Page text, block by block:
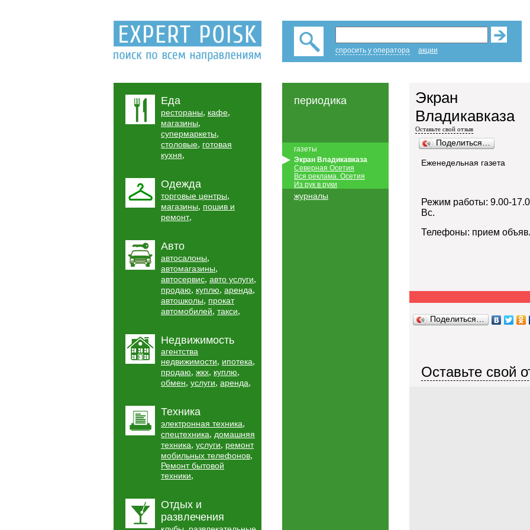
спросить у оператора акции
Еда
рестораны, кафе,
магазины,
супермаркеты,
столовые, готовая
кухня,
Одежда
торговые центры,
магазины, пошив и
ремонт,
Авто
автосалоны,
автомагазины,
автосервис, авто услуги,
продаю, куплю, аренда,
автошколы, прокат
автомобилей, такси,
Недвижимость
агентства
недвижимости, ипотека,
продаю, жкх, куплю,
обмен, услуги, аренда,
Техника
электронная техника,
спецтехника, домашняя
техника, услуги, ремонт
мобильных телефонов,
Ремонт бытовой
техники,
Отдых и
развлечения
периодика
газеты
Экран Владикавказа
Северная Осетия
Вся реклама. Осетия
Из рук в руки
журналы
Экран
Владикавказа
Оставьте свой отзыв
Поделиться…
Еженедельная газета
Режим работы: 9.00-
Вс.
Телефоны: прием
Поделиться…
Оставьте свой